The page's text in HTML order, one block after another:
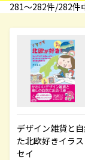
281〜282件/282件
デザイン雑貨と
た北欧好きイラ
セイ